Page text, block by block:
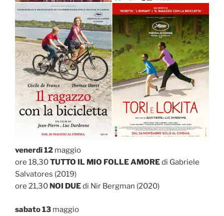
venerdì 12 maggio
ore 18,30TUTTO IL MIO FOLLE AMOREdi Gabriele
Salvatores (2019)
ore 21,30 NOI DUEdi Nir Bergman (2020)
sabato 13 maggio